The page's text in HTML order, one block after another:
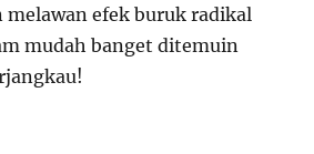
melawan efek buruk radikal
mudah banget ditemuin